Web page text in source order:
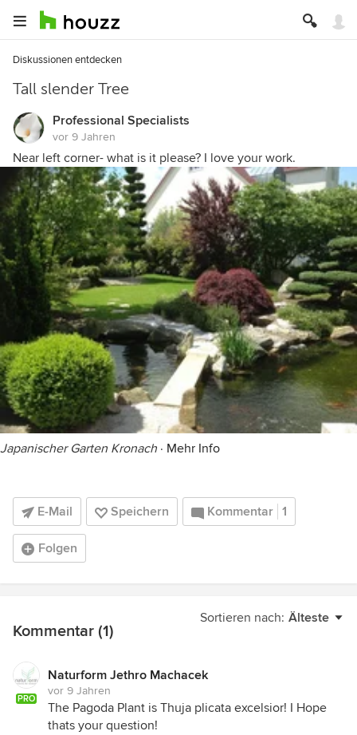
Diskussionen entdecken
Tall slender Tree
Professional Specialists
vor 9 Jahren
Near left corner- what is it please? I love your work.
Japanischer Garten Kronach · Mehr Info
E-Mail Speichern Kommentar 1
Folgen
Sortieren nach: Älteste
Kommentar (1)
PRO
Naturform Jethro Machacek
vor 9 Jahren
The Pagoda Plant is Thuja plicata excelsior! I Hope
thats your question!